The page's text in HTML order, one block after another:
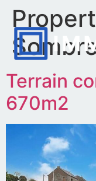
Terrain
670m2